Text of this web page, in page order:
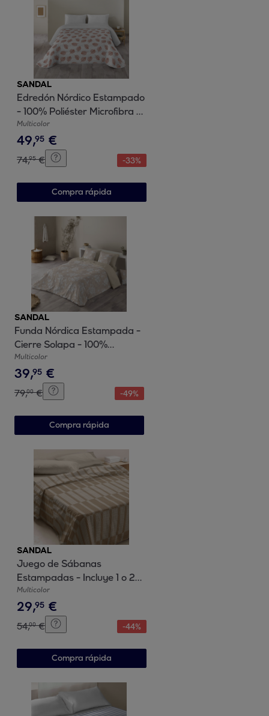
SANDAL
Edredón Nórdico Estampado
- 100% Poliéster Microfibra -
300 gr/m² con tacto pluma -
Jaho Spicy
Multicolor
49,95 €
74,95 € -33%
Compra rápida
SANDAL
Funda Nórdica Estampada -
Cierre Solapa - 100%
Algodón - Incluye 1/2 Fundas
de Almohada - Light Leaves
Multicolor
39,95 €
79,00 € -49%
Compra rápida
SANDAL
Juego de Sábanas
Estampadas - Incluye 1 o 2
Fundas de Almohada - 100%
Algodón - Carter
Multicolor
29,95 €
54,00 € -44%
Compra rápida